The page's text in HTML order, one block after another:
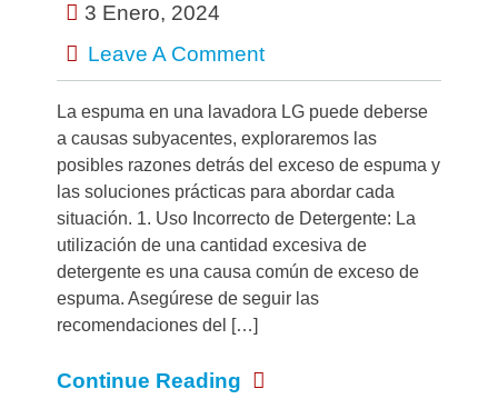
3 Enero, 2024
Leave A Comment
La espuma en una lavadora LG puede deberse
a causas subyacentes, exploraremos las
posibles razones detrás del exceso de espuma y
las soluciones prácticas para abordar cada
situación. 1. Uso Incorrecto de Detergente: La
utilización de una cantidad excesiva de
detergente es una causa común de exceso de
espuma. Asegúrese de seguir las
recomendaciones del […]
Continue Reading